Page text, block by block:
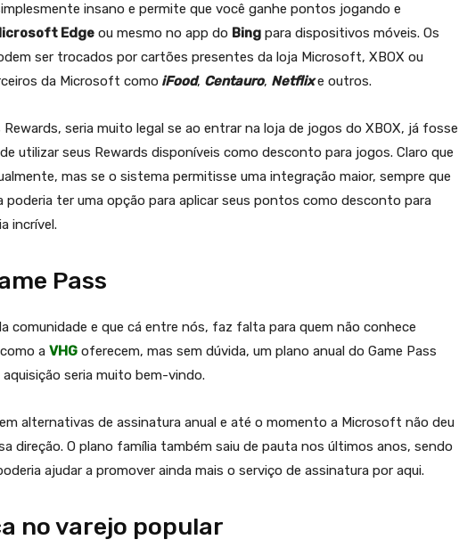
insano e permite que você ganhe pontos jogando e
Edge ou mesmo no app do Bing para dispositivos móveis. Os
ser trocados por cartões presentes da loja Microsoft, XBOX ou
da Microsoft como iFood, Centauro, Netflixe outros.
seria muito legal se ao entrar na loja de jogos do XBOX, já fosse
utilizar seus Rewards disponíveis como desconto para jogos. Claro que
mas se o sistema permitisse uma integração maior, sempre que
poderia ter uma opção para aplicar seus pontos como desconto para
incrível.
Pass
comunidade e que cá entre nós, faz falta para quem não conhece
a VHG oferecem, mas sem dúvida, um plano anual do Game Pass
seria muito bem-vindo.
alternativas de assinatura anual e até o momento a Microsoft não deu
direção. O plano família também saiu de pauta nos últimos anos, sendo
ajudar a promover ainda mais o serviço de assinatura por aqui.
no varejo popular